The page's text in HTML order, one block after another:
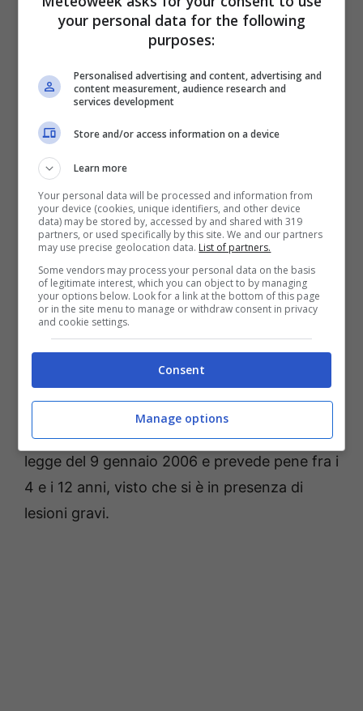
LEGGI ANCHE:Incendio a Milano: in corso
sequestri dei documenti relativi ai pannelli
Sono spessoi genitori stessi a portare le
figlie nei loro paesi, con la scusa delle
vacanze, per poter infibulare le bambine. Non
di rado le piccolevengono indottrinatea
ritenere che sia giusta la pratica, che viene
eseguita dagli 8 giorni ai 12 anni di vita.
L’infibulazione in Italia è punita secondo la
legge del 9 gennaio 2006 e prevede pene fra i
4 e i 12 anni, visto che si è in presenza di
lesioni gravi.
your personal data for the following
purposes:
Personalised advertising and content, advertising and
content measurement, audience research and
services development
Store and/or access information on a device
Learn more
Your personal data will be processed and information from
your device (cookies, unique identifiers, and other device
data) may be stored by, accessed by and shared with 319
partners, or used specifically by this site. We and our partners
may use precise geolocation data. List of partners.
Some vendors may process your personal data on the basis
of legitimate interest, which you can object to by managing
your options below. Look for a link at the bottom of this page
or in the site menu to manage or withdraw consent in privacy
and cookie settings.
Consent
Manage options